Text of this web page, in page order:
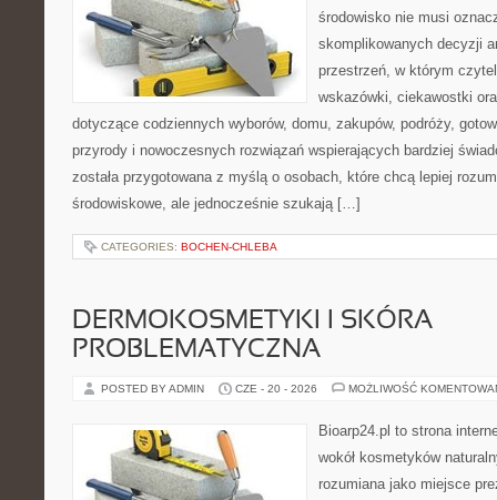
środowisko nie musi
skomplikowanych decyzji
przestrzeń, w którym
wskazówki, ciekawostki
dotyczące codziennych wyborów, domu, zakupów, podróży,
przyrody i nowoczesnych rozwiązań wspierających bardziej
została przygotowana z myślą o osobach, które chcą lepiej
środowiskowe, ale jednocześnie szukają […]
CATEGORIES: BOCHEN-CHLEBA
DERMOKOSMETYKI I SKÓRA
PROBLEMATYCZNA
POSTED BY ADMIN CZE - 20 - 2026 MOŻLIWOŚĆ
Bioarp24.pl to strona
wokół kosmetyków
rozumiana jako miejsce